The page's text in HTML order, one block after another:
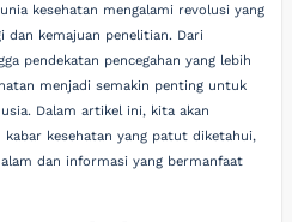
kesehatan mengalami revolusi yang
dan kemajuan penelitian. Dari
pendekatan pencegahan yang lebih
menjadi semakin penting untuk
Dalam artikel ini, kita akan
kesehatan yang patut diketahui,
dan informasi yang bermanfaat